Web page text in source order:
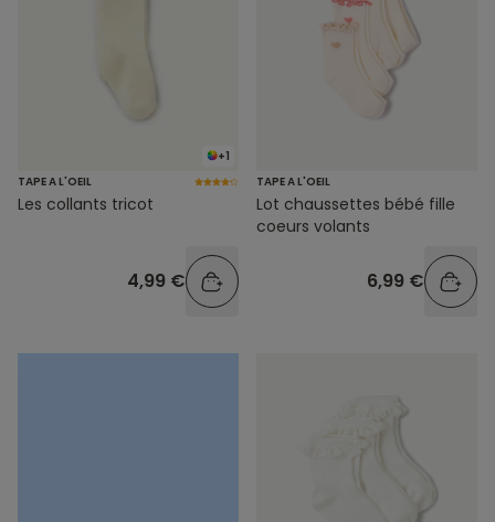
+1
TAPE A L'OEIL
Les collants tricot
4,99 €
TAPE A L'OEIL
Lot chaussettes bébé fille
coeurs volants
6,99 €